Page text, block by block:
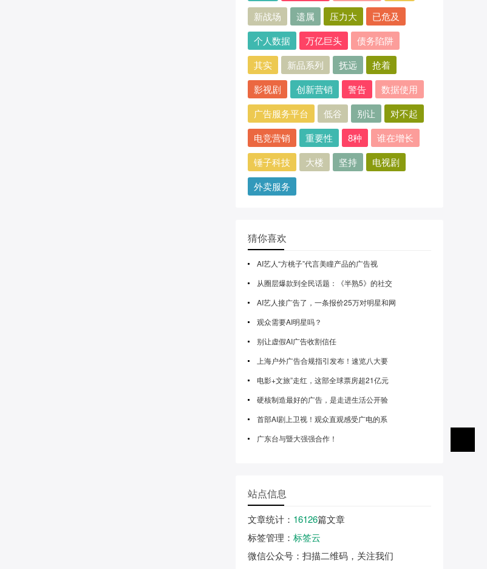
新战场
遗属 压力大
已危及
个人数据
万亿巨头
债务陷阱
其实
新品系列 抚远
抢着
影视剧
创新营销 警告
数据使用
广告服务平台
低谷 别让
对不起
电竞营销
重要性 8种
谁在增长
锤子科技
大楼 坚持
电视剧
外卖服务
猜你喜欢
AI艺人“方桃子”代言美瞳产品的广告视
从圈层爆款到全民话题：《半熟5》的社交
AI艺人接广告了，一条报价25万对明星和网
观众需要AI明星吗？
别让虚假AI广告收割信任
上海户外广告合规指引发布！速览八大要
电影+文旅”走红，这部全球票房超21亿元
硬核制造最好的广告，是走进生活公开验
首部AI剧上卫视！观众直观感受广电的系
广东台与暨大强强合作！
站点信息
文章统计 ： 16126篇文章
标签管理 ： 标签云
微信公众号 ：扫描二维码，关注我们